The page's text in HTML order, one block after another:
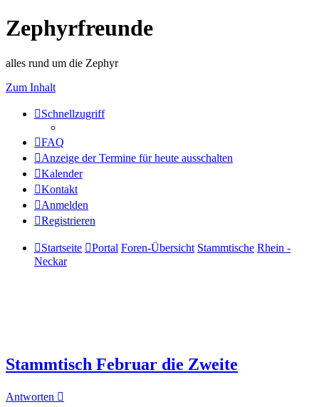
Zephyrfreunde
alles rund um die Zephyr
Zum Inhalt
Schnellzugriff
FAQ
Anzeige der Termine für heute ausschalten
Kalender
Kontakt
Anmelden
Registrieren
Startseite Portal Foren-Übersicht Stammtische Rhein -
Neckar
Stammtisch Februar die Zweite
Antworten